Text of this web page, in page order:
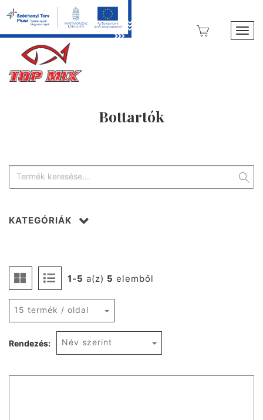
Bottartók
1-5 a(z) 5 elemből
15 termék / oldal
Rendezés: Név szerint
KATEGÓRIÁK